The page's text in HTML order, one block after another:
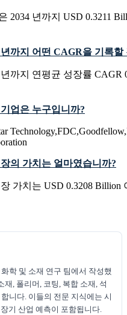
2034 년까지 USD 0.3211
까지 어떤 CAGR을 기록
까지 연평균 성장률 CAGR
업은 누구입니까?
의 가치는 얼마였습니까?
가치는 USD 0.3208 Billion
학 및 소재 연구 팀에서 작성했
재, 폴리머, 코팅, 복합 소재, 석
니다. 이들의 전문 지식에는 시
기 산업 예측이 포함됩니다.